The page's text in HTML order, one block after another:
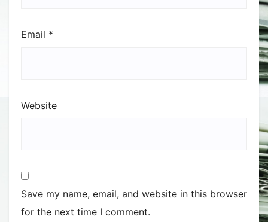
Email *
Website
Save my name, email, and website in this browser
for the next time I comment.